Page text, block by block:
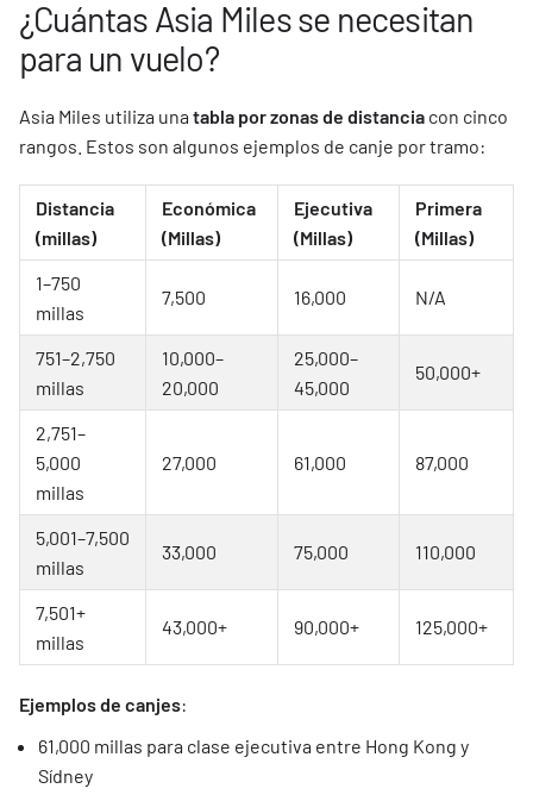
¿Cuántas Asia Miles se necesitan
para un vuelo?
Asia Miles utiliza una tabla por zonas de distancia con cinco
rangos. Estos son algunos ejemplos de canje por tramo:
Distancia
(millas)
Económica
(Millas)
Ejecutiva
(Millas)
Primera
(Millas)
1–750
millas
7,500 16,000 N/A
751–2,750
millas
10,000–
20,000
25,000–
45,000
50,000+
2,751–
5,000
millas
27,000 61,000 87,000
5,001–7,500
millas
33,000 75,000 110,000
7,501+
millas
43,000+ 90,000+ 125,000+
Ejemplos de canjes:
61,000 millas para clase ejecutiva entre Hong Kong y
Sídney